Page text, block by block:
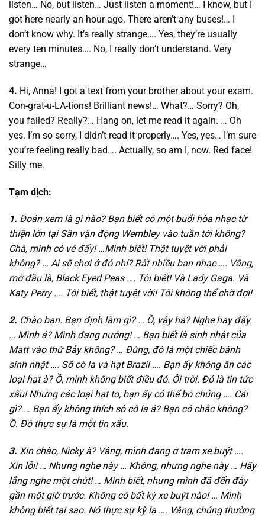
listen… No, but listen… Just listen a moment!… I know, but I
got here nearly an hour ago. There aren’t any buses!… I
don’t know why. It’s really strange…. Yes, they’re usually
every ten minutes…. No, I really don’t understand. Very
strange…
4. Hi, Anna! I got a text from your brother about your exam.
Con-grat-u-LA-tions! Brilliant news!… What?… Sorry? Oh,
you failed? Really?… Hang on, let me read it again. … Oh
yes. I’m so sorry, I didn’t read it properly…. Yes, yes… I’m sure
you’re feeling really bad…. Actually, so am I, now. Red face!
Silly me.
Tạm dịch:
1. Đoán xem là gì nào? Bạn biết có một buổi hòa nhạc từ
thiện lớn tại Sân vận động Wembley vào tuần tới không?
Chà, mình có vé đấy! …Mình biết! Thật tuyệt vời phải
không? … Ai sẽ chơi ở đó nhỉ? Rất nhiều ban nhạc …. Vâng,
mở đầu là, Black Eyed Peas …. Tôi biết! Và Lady Gaga. Và
Katy Perry …. Tôi biết, thật tuyệt vời! Tôi không thể chờ đợi!
2. Chào bạn. Bạn định làm gì? … Ồ, vậy hả? Nghe hay đấy.
… Mình á? Mình đang nướng! … Bạn biết là sinh nhật của
Matt vào thứ Bảy không? … Đúng, đó là một chiếc bánh
sinh nhật …. Sô cô la và hạt Brazil …. Bạn ấy không ăn các
loại hạt à? Ồ, mình không biết điều đó. Ôi trời. Đó là tin tức
xấu! Nhưng các loại hạt to; bạn ấy có thể bỏ chúng …. Cái
gì? … Bạn ấy không thích sô cô la á? Bạn có chắc không?
Ồ. Đó thực sự là một tin xấu.
3. Xin chào, Nicky à? Vâng, mình đang ở trạm xe buýt ….
Xin lỗi! … Nhưng nghe này … Không, nhưng nghe này … Hãy
lắng nghe một chút! … Mình biết, nhưng mình đã đến đây
gần một giờ trước. Không có bất kỳ xe buýt nào! … Mình
không biết tại sao. Nó thực sự kỳ lạ …. Vâng, chúng thường